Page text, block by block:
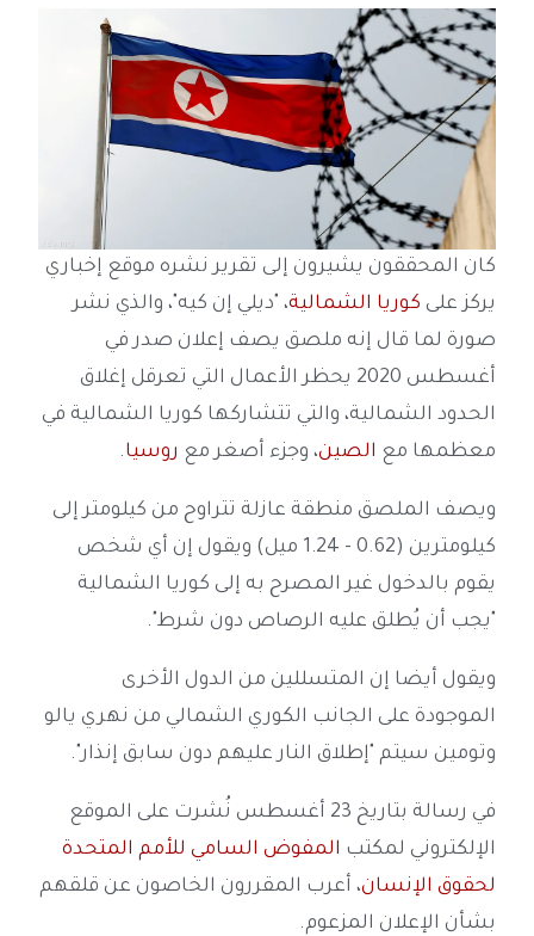
كان المحققون يشيرون إلى تقرير نشره موقع إخباري
يركز على كوريا الشمالية، "ديلي إن كيه"، والذي نشر
صورة لما قال إنه ملصق يصف إعلان صدر في
أغسطس 2020 يحظر الأعمال التي تعرقل إغلاق
الحدود الشمالية، والتي تتشاركها كوريا الشمالية في
معظمها مع الصين، وجزء أصغر مع روسيا.
ويصف الملصق منطقة عازلة تتراوح من كيلومتر إلى
كيلومترين (0.62 - 1.24 ميل) ويقول إن أي شخص
يقوم بالدخول غير المصرح به إلى كوريا الشمالية
"يجب أن يُطلق عليه الرصاص دون شرط".
ويقول أيضا إن المتسللين من الدول الأخرى
الموجودة على الجانب الكوري الشمالي من نهري يالو
وتومين سيتم "إطلاق النار عليهم دون سابق إنذار".
في رسالة بتاريخ 23 أغسطس نُشرت على الموقع
الإلكتروني لمكتب المفوض السامي للأمم المتحدة
لحقوق الإنسان، أعرب المقررون الخاصون عن قلقهم
بشأن الإعلان المزعوم.